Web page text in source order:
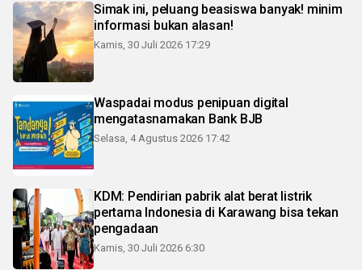
Simak ini, peluang beasiswa banyak! minim
informasi bukan alasan!
Kamis, 30 Juli 2026 17:29
Waspadai modus penipuan digital
mengatasnamakan Bank BJB
Selasa, 4 Agustus 2026 17:42
KDM: Pendirian pabrik alat berat listrik
pertama Indonesia di Karawang bisa tekan
pengadaan
Kamis, 30 Juli 2026 6:30